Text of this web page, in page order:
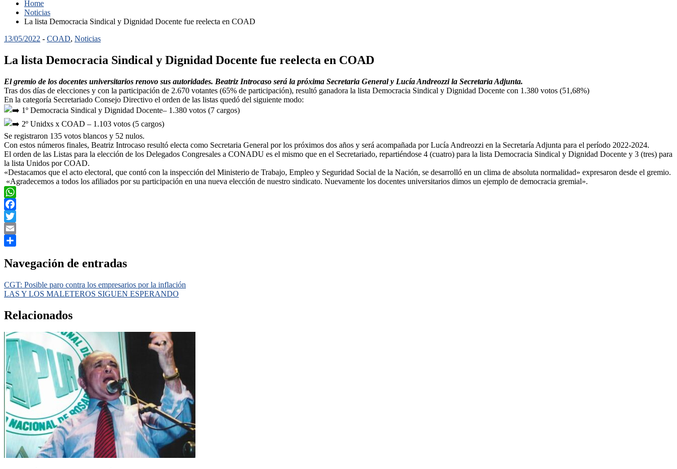
Home
Noticias
La lista Democracia Sindical y Dignidad Docente fue reelecta en COAD
13/05/2022 - COAD, Noticias
La lista Democracia Sindical y Dignidad Docente fue reelecta en COAD
El gremio de los docentes universitarios renovo sus autoridades. Beatriz Introcaso será la próxima Secretaria General y Lucía Andreozzi la Secretaria Adjunta.
Tras dos días de elecciones y con la participación de 2.670 votantes (65% de participación), resultó ganadora la lista Democracia Sindical y Dignidad Docente con 1.380 votos (51,68%)
En la categoría Secretariado Consejo Directivo el orden de las listas quedó del siguiente modo:
1º Democracia Sindical y Dignidad Docente– 1.380 votos (7 cargos)
2º Unidxs x COAD – 1.103 votos (5 cargos)
Se registraron 135 votos blancos y 52 nulos.
Con estos números finales, Beatriz Introcaso resultó electa como Secretaria General por los próximos dos años y será acompañada por Lucía Andreozzi en la Secretaría Adjunta para el período 2022-2024.
El orden de las Listas para la elección de los Delegados Congresales a CONADU es el mismo que en el Secretariado, repartiéndose 4 (cuatro) para la lista Democracia Sindical y Dignidad Docente y 3 (tres) para
la lista Unidos por COAD.
«Destacamos que el acto electoral, que contó con la inspección del Ministerio de Trabajo, Empleo y Seguridad Social de la Nación, se desarrolló en un clima de absoluta normalidad» expresaron desde el gremio.
«Agradecemos a todos los afiliados por su participación en una nueva elección de nuestro sindicato. Nuevamente los docentes universitarios dimos un ejemplo de democracia gremial».
WhatsApp
Facebook
Twitter
Email
Navegación de entradas
CGT: Posible paro contra los empresarios por la inflación
LAS Y LOS MALETEROS SIGUEN ESPERANDO
Relacionados